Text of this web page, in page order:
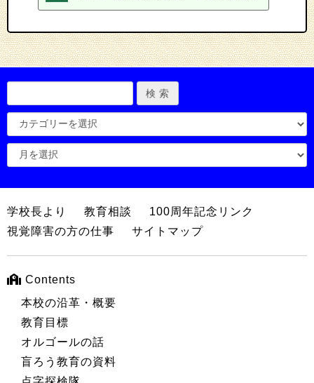
学校長より 教育相談
100周年記念リンク
視覚障害の方の仕事
サイトマップ
Contents
本校の沿革・概要
教育目標
オルゴールの話
盲ろう教育の資料